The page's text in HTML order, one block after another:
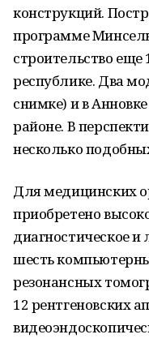
конструкций.
программе
строительство
республике. Два
снимке) и в
районе. В
несколько
Для медицинских
приобретено
диагностическое и
шесть
резонансных
12 рентгеновских